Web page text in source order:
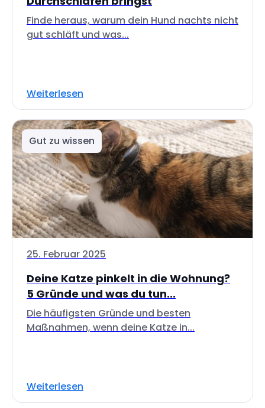
Finde heraus, warum dein Hund nachts nicht
gut schläft und was...
Weiterlesen
Gut zu wissen
25. Februar 2025
Deine Katze pinkelt in die Wohnung?
5 Gründe und was du tun...
Die häufigsten Gründe und besten
Maßnahmen, wenn deine Katze in...
Weiterlesen